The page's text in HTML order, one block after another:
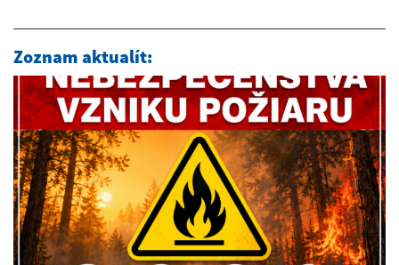
Zoznam aktualít: